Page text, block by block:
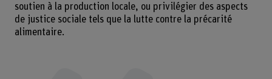
soutien à la production locale, ou privilégier des aspects
de justice sociale tels que la lutte contre la précarité
alimentaire.